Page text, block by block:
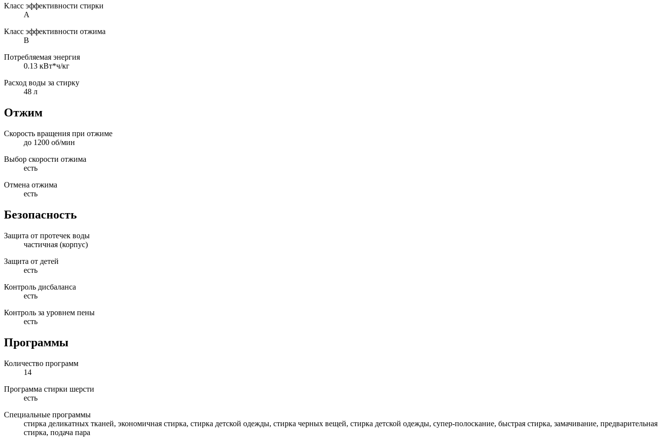
Класс эффективности стирки
A
Класс эффективности отжима
B
Потребляемая энергия
0.13 кВт*ч/кг
Расход воды за стирку
48 л
Отжим
Скорость вращения при отжиме
до 1200 об/мин
Выбор скорости отжима
есть
Отмена отжима
есть
Безопасность
Защита от протечек воды
частичная (корпус)
Защита от детей
есть
Контроль дисбаланса
есть
Контроль за уровнем пены
есть
Программы
Количество программ
14
Программа стирки шерсти
есть
Специальные программы
стирка деликатных тканей, экономичная стирка, стирка детской одежды, стирка черных вещей, стирка детской одежды, супер-полоскание, быстрая стирка, замачивание, предварительная
стирка, подача пара